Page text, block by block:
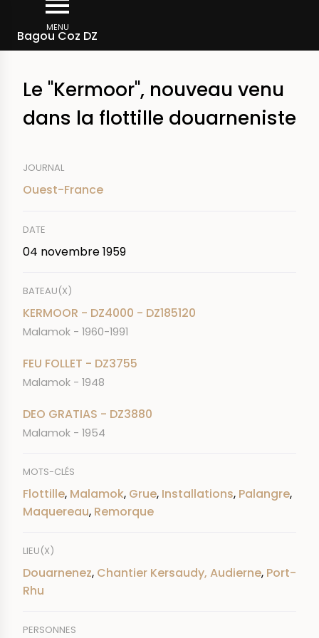
contenu
MENU
Bagou Coz DZ
d'Ariane
Rechercher dans la presse
Le "Kermoor", nouveau venu
dans la flottille douarneniste
JOURNAL
Ouest-France
DATE
04 novembre 1959
BATEAU(X)
KERMOOR - DZ4000 - DZ185120
Malamok - 1960-1991
FEU FOLLET - DZ3755
Malamok - 1948
DEO GRATIAS - DZ3880
Malamok - 1954
MOTS-CLÉS
Flottille, Malamok, Grue, Installations, Palangre,
Maquereau, Remorque
LIEU(X)
Douarnenez, Chantier Kersaudy, Audierne, Port-
Rhu
PERSONNES